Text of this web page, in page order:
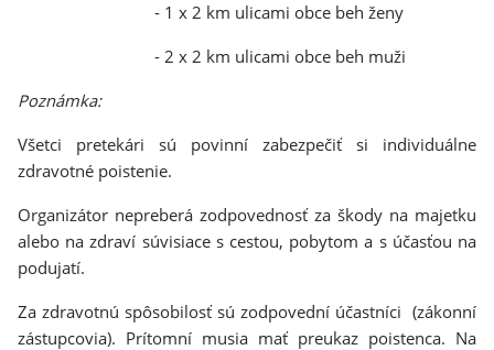
- 1 x 2 km ulicami obce beh ženy
- 2 x 2 km ulicami obce beh muži
Poznámka:
Všetci pretekári sú povinní zabezpečiť si individuálne
zdravotné poistenie.
Organizátor nepreberá zodpovednosť za škody na majetku
alebo na zdraví súvisiace s cestou, pobytom a s účasťou na
podujatí.
Za zdravotnú spôsobilosť sú zodpovední účastníci (zákonní
zástupcovia). Prítomní musia mať preukaz poistenca. Na